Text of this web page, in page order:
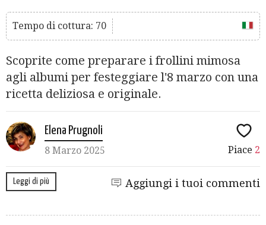
Tempo di cottura: 70
Scoprite come preparare i frollini mimosa
agli albumi per festeggiare l'8 marzo con una
ricetta deliziosa e originale.
Elena Prugnoli
8 Marzo 2025 Piace 2
Leggi di più Aggiungi i tuoi commenti